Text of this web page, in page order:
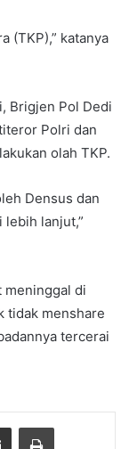
(TKP),” katanya
Brigjen Pol Dedi
Polri dan
olah TKP.
Densus dan
lanjut,”
meninggal di
tidak menshare
tercerai
Share via Email Print